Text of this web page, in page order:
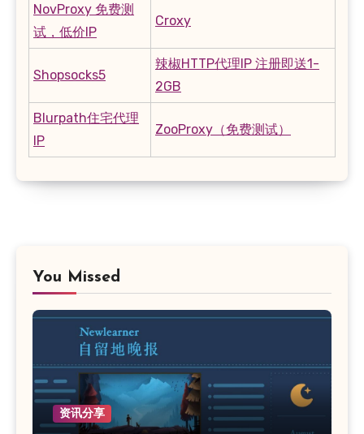
NovProxy 免费测
试，低价IP
Croxy
Shopsocks5
辣椒HTTP代理IP 注册即送1-
2GB
Blurpath住宅代理
IP
ZooProxy（免费测试）
You Missed
资讯分享